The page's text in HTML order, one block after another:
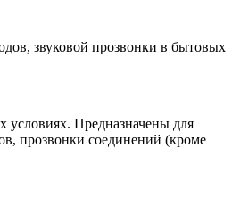
звуковой прозвонки в бытовых
условиях. Предназначены для
прозвонки соединений (кроме